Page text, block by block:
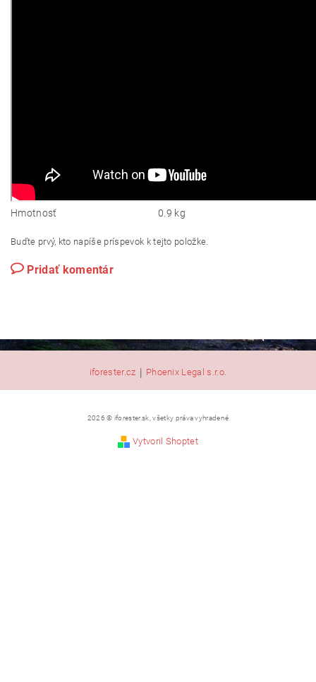
Hmotnosť 0.9 kg
Buďte prvý, kto napíše príspevok k tejto položke.
Pridať komentár
iforester.cz Phoenix Legal s.r.o.
2026 © iforester.sk, všetky práva vyhradené
Vytvoril Shoptet